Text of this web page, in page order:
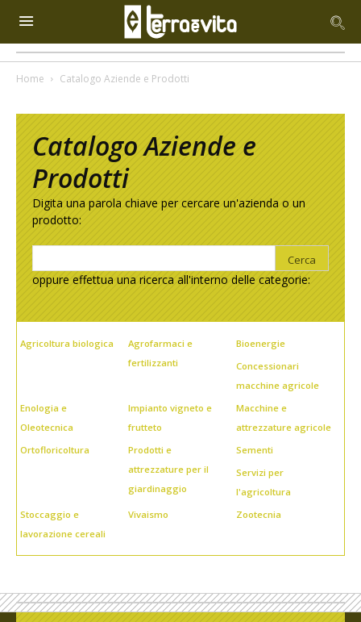
Home Catalogo Aziende e Prodotti
Catalogo Aziende e
Prodotti
Digita una parola chiave per cercare un'azienda o un
prodotto:
oppure effettua una ricerca all'interno delle categorie:
Agricoltura biologica
Agrofarmaci e
fertilizzanti
Bioenergie
Concessionari
macchine agricole
Enologia e
Oleotecnica
Impianto vigneto e
frutteto
Macchine e
attrezzature agricole
Ortofloricoltura
Prodotti e
attrezzature per il
giardinaggio
Sementi
Servizi per
l'agricoltura
Stoccaggio e
lavorazione cereali
Vivaismo Zootecnia